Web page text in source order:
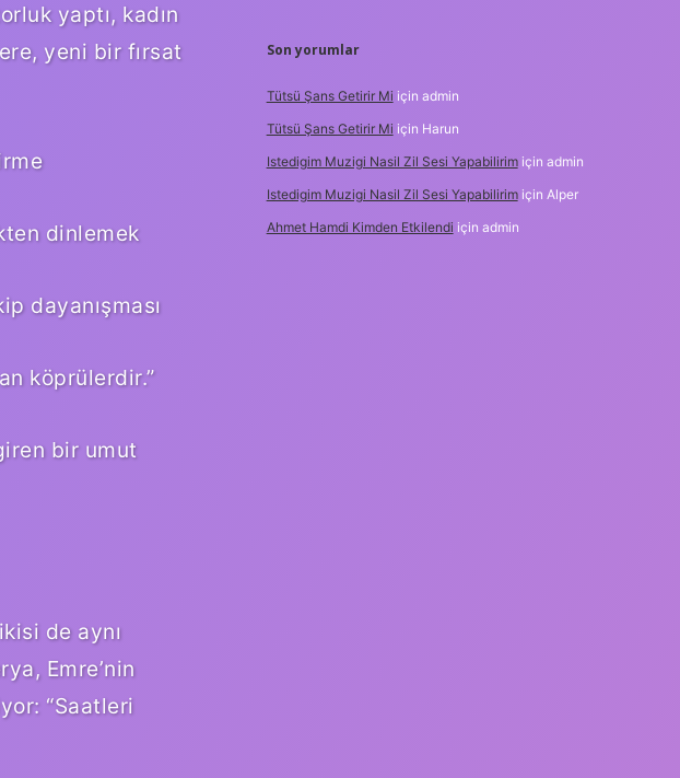
yaptı, kadın
yeni bir fırsat
dinlemek
dayanışması
köprülerdir.”
bir umut
de aynı
Emre’nin
“Saatleri
Son yorumlar
Tütsü Şans Getirir Mi için admin
Tütsü Şans Getirir Mi için Harun
Istedigim Muzigi Nasil Zil Sesi Yapabilirimiçin admin
Istedigim Muzigi Nasil Zil Sesi Yapabilirimiçin Alper
Ahmet Hamdi Kimden Etkilendi için admin